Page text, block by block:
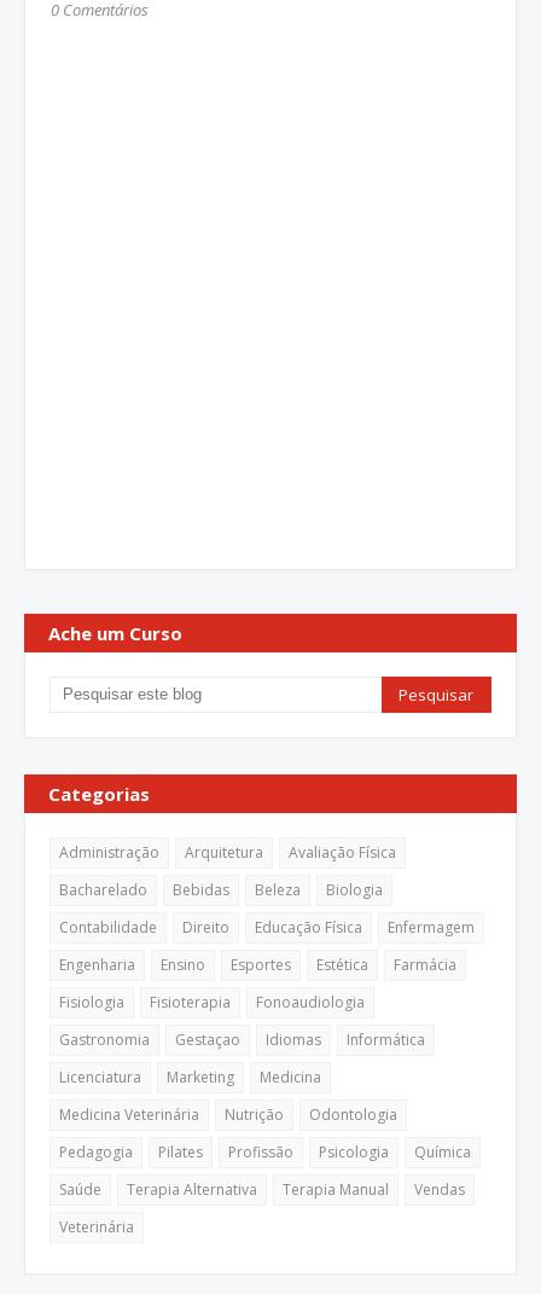
0 Comentários
Ache um Curso
Categorias
Administração Arquitetura
Avaliação Física
Bacharelado
Bebidas Beleza
Biologia
Contabilidade
Direito Educação Física
Enfermagem
Engenharia
Ensino Esportes Estética
Farmácia
Fisiologia
Fisioterapia
Fonoaudiologia
Gastronomia
Gestaçao Idiomas
Informática
Licenciatura
Marketing
Medicina
Medicina Veterinária
Nutrição
Odontologia
Pedagogia
Pilates Profissão Psicologia
Química
Saúde
Terapia Alternativa Terapia Manual
Vendas
Veterinária